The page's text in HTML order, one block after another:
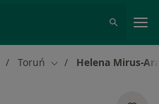
Toruń Zmień miasto
Helena Mirus-